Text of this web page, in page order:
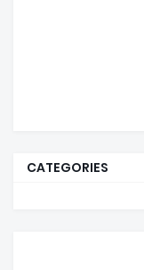
CATEGORIES